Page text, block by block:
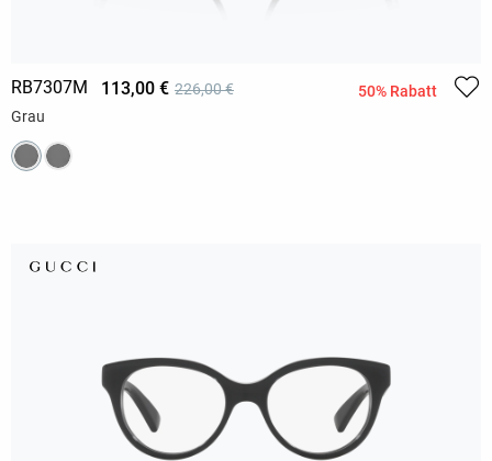
RB7307M 113,00 € 226,00 €
50% Rabatt
Grau